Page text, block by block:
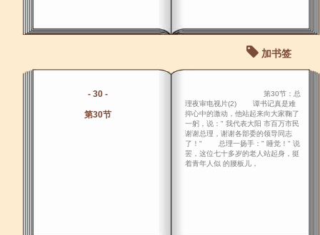
加书签
- 30 -
第30节
第30节：总
理夜审电视片(2) 谭书记真是难
抑心中的激动，他站起来向大家鞠了
一躬，说：" 我代表大阳 市百万市民
谢谢总理，谢谢各部委的领导同志
了！" 总理一扬手：" 睡觉！" 说
罢，这位七十多岁的老人站起身，挺
着青年人似 的腰板儿，